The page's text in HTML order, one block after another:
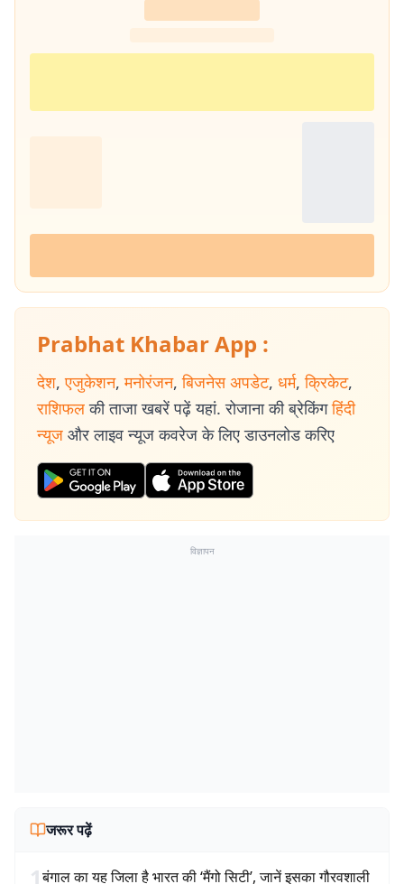
SEO-फ्रेंडली होते हैं.
Prabhat Khabar App :
देश, एजुकेशन, मनोरंजन, बिजनेस अपडेट, धर्म, क्रिकेट,
राशिफल की ताजा खबरें पढ़ें यहां. रोजाना की ब्रेकिंग हिंदी
न्यूज और लाइव न्यूज कवरेज के लिए डाउनलोड करिए
विज्ञापन
जरूर पढ़ें
1बंगाल का यह जिला है भारत की ‘मैंगो सिटी’, जानें इसका गौरवशाली